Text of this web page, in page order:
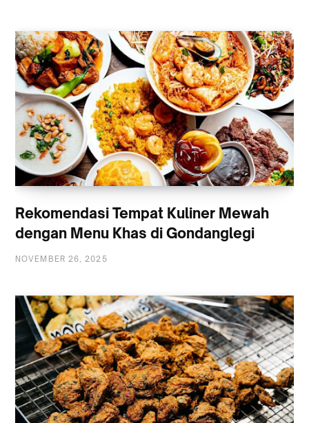
Rekomendasi Tempat Kuliner Mewah
dengan Menu Khas di Gondanglegi
NOVEMBER 26, 2025